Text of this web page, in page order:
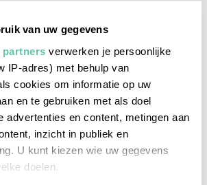
van uw gegevens
partners verwerken je persoonlijke
IP-adres) met behulp van
cookies om informatie op uw
en te gebruiken met als doel
advertenties en content, metingen aan
inzicht in publiek en
U kunt kiezen wie uw gegevens
doelen.